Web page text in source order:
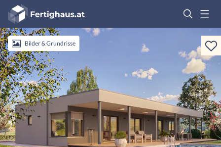
Fertighaus
Logo
AnmeldenBilder & Grundrisse